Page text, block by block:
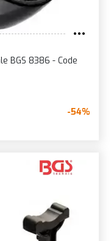
BGS 8386 - Code
-54%